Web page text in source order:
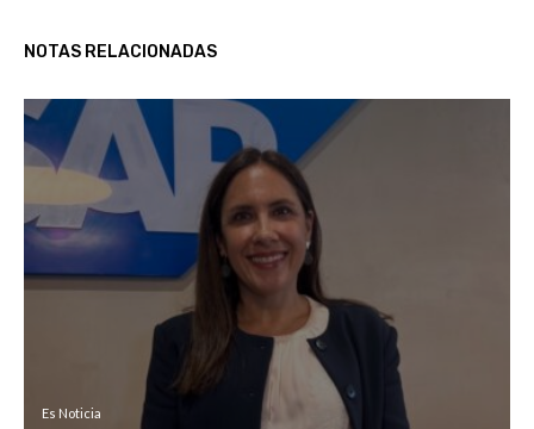
NOTAS RELACIONADAS
Es Noticia